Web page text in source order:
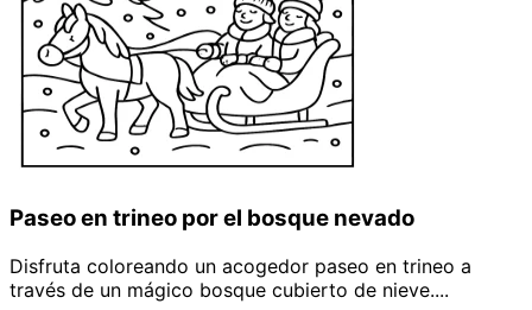
Paseo en trineo por el bosque nevado
Disfruta coloreando un acogedor paseo en trineo a
través de un mágico bosque cubierto de nieve....